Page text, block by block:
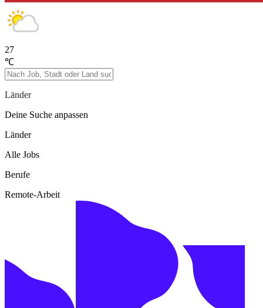
27
℃
Länder
Deine Suche anpassen
Länder
Alle Jobs
Berufe
Remote-Arbeit